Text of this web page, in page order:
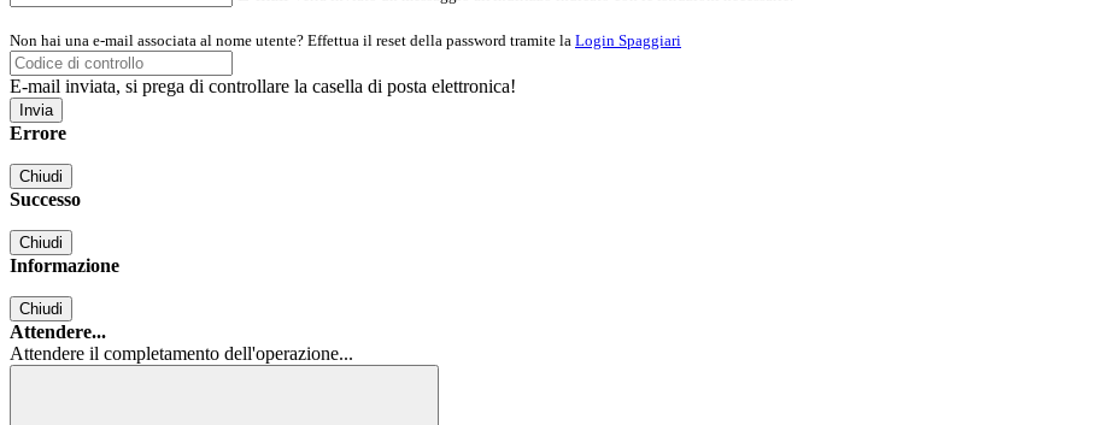
Non hai una e-mail associata al nome utente? Effettua il reset della password tramite la Login Spaggiari
E-mail inviata, si prega di controllare la casella di posta elettronica!
Errore
Chiudi
Successo
Chiudi
Informazione
Chiudi
Attendere...
Attendere il completamento dell'operazione...